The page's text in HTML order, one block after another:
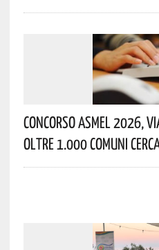
Concorso Asmel 2026,
Oltre 1.000 Comuni